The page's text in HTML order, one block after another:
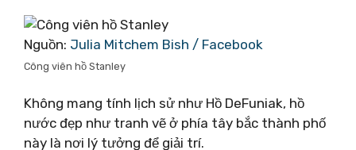
Nguồn: Julia Mitchem Bish / Facebook
Công viên hồ Stanley
Không mang tính lịch sử như Hồ DeFuniak, hồ
nước đẹp như tranh vẽ ở phía tây bắc thành phố
này là nơi lý tưởng để giải trí.